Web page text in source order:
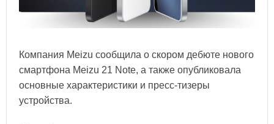
Компания Meizu сообщила о скором дебюте нового
смартфона Meizu 21 Note, а также опубликовала
основные характеристики и пресс-тизеры
устройства.